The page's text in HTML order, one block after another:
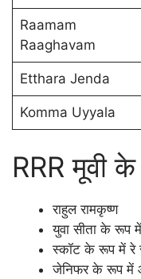
Raamam
Raaghavam
Etthara Jenda
Komma Uyyala
RRR मूवी
राहुल रामकृष्ण
युवा सीता के रूप
स्कॉट के रूप में रे
जेनिफर के रूप में